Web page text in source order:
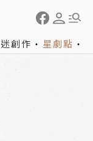
迷創作 星劇點